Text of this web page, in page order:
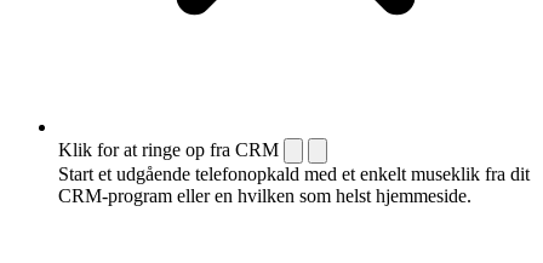
Klik for at ringe op fra CRM
Start et udgående telefonopkald med et enkelt museklik fra dit
CRM-program eller en hvilken som helst hjemmeside.